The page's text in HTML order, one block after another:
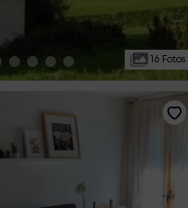
16 Fotos